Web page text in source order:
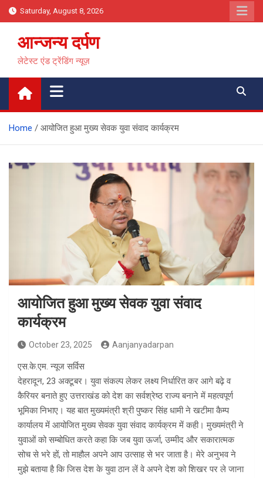
Skip
to
content
Saturday, August 8, 2026
आन्जन्य दर्पण
लेटेस्ट एंड ट्रेंडिंग न्यूज़
Home आयोजित हुआ मुख्य सेवक युवा संवाद कार्यक्रम
आयोजित हुआ मुख्य सेवक युवा संवाद
कार्यक्रम
October 23, 2025 Aanjanyadarpan
एस.के.एम. न्यूज सर्विस
देहरादून, 23 अक्टूबर। युवा संकल्प लेकर लक्ष्य निर्धारित कर आगे बढ़े व
कैरियर बनाते हुए उत्तराखंड को देश का सर्वश्रेष्ठ राज्य बनाने में महत्वपूर्ण
भूमिका निभाए। यह बात मुख्यमंत्री श्री पुष्कर सिंह धामी ने खटीमा कैम्प
कार्यालय में आयोजित मुख्य सेवक युवा संवाद कार्यक्रम में कही। मुख्यमंत्री ने
युवाओं को सम्बोधित करते कहा कि जब युवा ऊर्जा, उम्मीद और सकारात्मक
सोच से भरे हों, तो माहौल अपने आप उत्साह से भर जाता है। मेरे अनुभव ने
मुझे बताया है कि जिस देश के युवा ठान लें वे अपने देश को शिखर पर ले जाना